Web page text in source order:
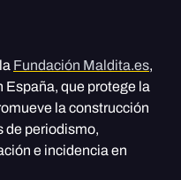
Fundación Maldita.es,
España, que protege la
la construcción
de periodismo,
e incidencia en